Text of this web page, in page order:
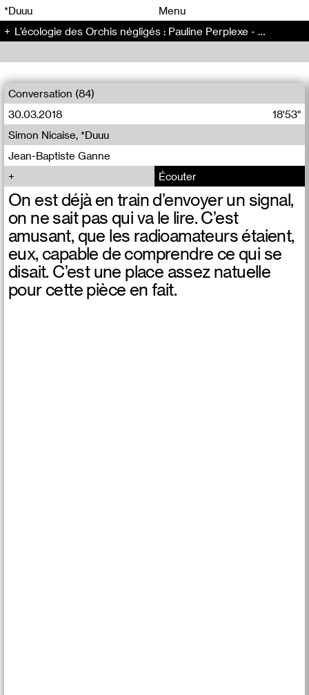
*Duuu
Menu
L’écologie des Orchis négligés : Pauline Perplexe - L’écologie des Orchis négligés (1)
Conversation (84)
30.03.2018
18'53"
Jean-Baptiste Ganne
Simon Nicaise, *Duuu
Écouter
On est déjà en train d’envoyer un signal,
on ne sait pas qui va le lire. C’est
amusant, que les radioamateurs étaient,
eux, capable de comprendre ce qui se
disait. C’est une place assez natuelle
pour cette pièce en fait.
00 00
00 00